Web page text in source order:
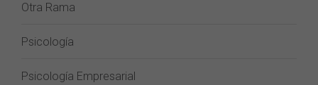
Otra Rama
Psicología
Psicología Empresarial